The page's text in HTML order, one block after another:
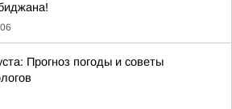
Прогноз погоды и советы